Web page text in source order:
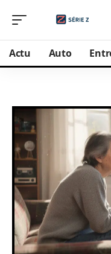
Actu Auto